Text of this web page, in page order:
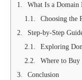
What Is a Domain
Choosing the
Step-by-Step
Exploring
Where to Buy
Conclusion